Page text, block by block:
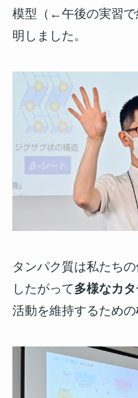
模型（←午後の実習で
明しました。
タンパク質は私たち
したがって多様なカ
活動を維持するための